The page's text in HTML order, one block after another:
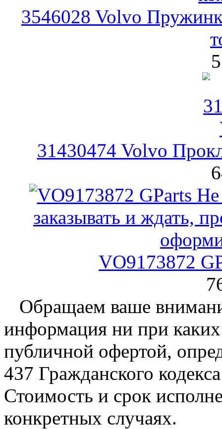
3546028 Volvo
31430474 Volvo
VO9173872
Обращаем ваше
информация ни при каких
публичной офертой,
437 Гражданского
Стоимость и срок
конкретных случаях.